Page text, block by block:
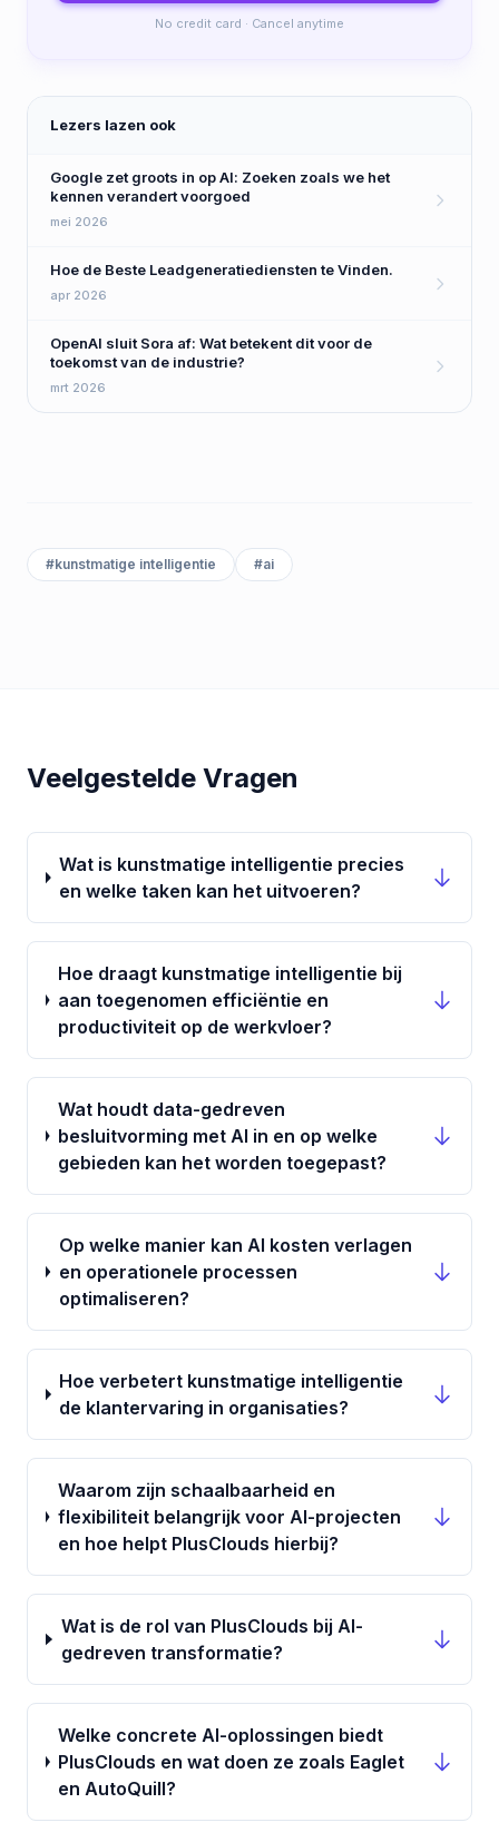
No credit card · Cancel anytime
Lezers lazen ook
Google zet groots in op AI: Zoeken zoals we het
kennen verandert voorgoed
mei 2026
Hoe de Beste Leadgeneratiediensten te Vinden.
apr 2026
OpenAI sluit Sora af: Wat betekent dit voor de
toekomst van de industrie?
mrt 2026
#kunstmatige intelligentie #ai
Veelgestelde Vragen
Wat is kunstmatige intelligentie precies
en welke taken kan het uitvoeren?
Hoe draagt kunstmatige intelligentie bij
aan toegenomen efficiëntie en
productiviteit op de werkvloer?
Wat houdt data-gedreven
besluitvorming met AI in en op welke
gebieden kan het worden toegepast?
Op welke manier kan AI kosten verlagen
en operationele processen
optimaliseren?
Hoe verbetert kunstmatige intelligentie
de klantervaring in organisaties?
Waarom zijn schaalbaarheid en
flexibiliteit belangrijk voor AI-projecten
en hoe helpt PlusClouds hierbij?
Wat is de rol van PlusClouds bij AI-
gedreven transformatie?
Welke concrete AI-oplossingen biedt
PlusClouds en wat doen ze zoals Eaglet
en AutoQuill?